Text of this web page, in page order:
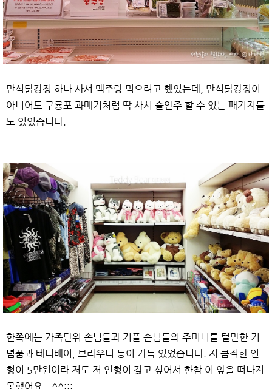
만석닭강정 하나 사서 맥주랑 먹으려고 했었는데, 만석닭강정이
아니어도 구룡포 과메기처럼 딱 사서 술안주 할 수 있는 패키지들
도 있었습니다.
한쪽에는 가족단위 손님들과 커플 손님들의 주머니를 털만한 기
념품과 테디베어, 브라우니 등이 가득 있었습니다. 저 큼직한 인
형이 5만원이라 저도 저 인형이 갖고 싶어서 한참 이 앞을 떠나지
못했어요...^^;;;